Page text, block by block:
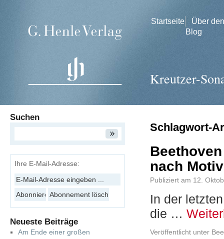
Startseite
Über den
Blog
Kreutzer-
Schlagwort-
nach
Publiziert am 12.
In der
die …
Veröffentlicht unter
Suchen
Ihre E-Mail-Adresse:
Neueste Beiträge
Am Ende einer großen